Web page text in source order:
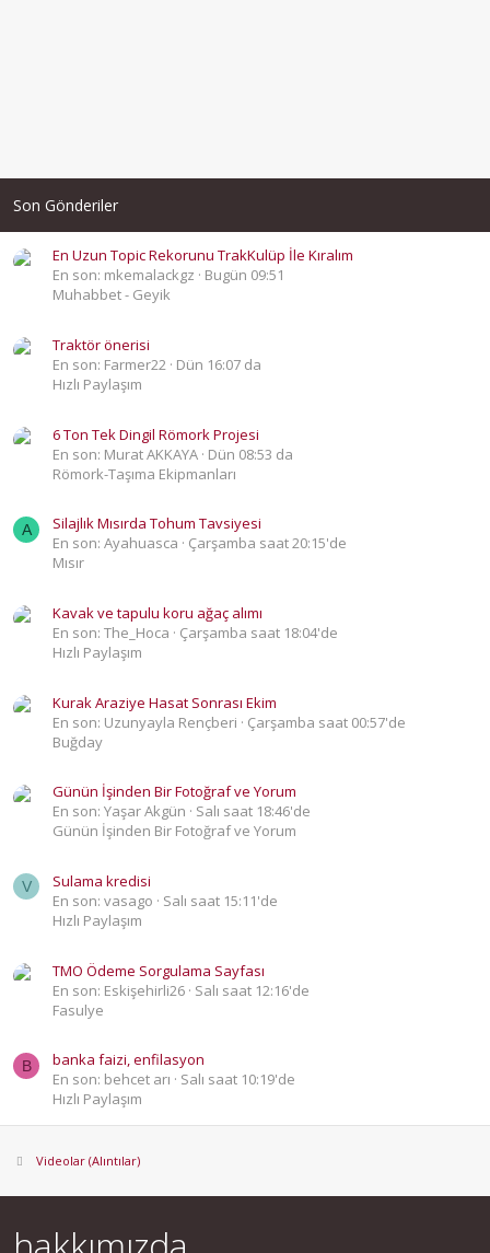
Son Gönderiler
En Uzun Topic Rekorunu TrakKulüp İle Kıralım
En son: mkemalackgz
Bugün 09:51
Muhabbet - Geyik
Traktör önerisi
En son: Farmer22 Dün 16:07 da
Hızlı Paylaşım
6 Ton Tek Dingil Römork Projesi
En son: Murat AKKAYA Dün 08:53 da
Römork-Taşıma Ekipmanları
A
Silajlık Mısırda Tohum Tavsiyesi
En son: Ayahuasca
Çarşamba saat 20:15'de
Mısır
Kavak ve tapulu koru ağaç alımı
En son: The_Hoca
Çarşamba saat 18:04'de
Hızlı Paylaşım
Kurak Araziye Hasat Sonrası Ekim
En son: Uzunyayla Rençberi
Çarşamba saat 00:57'de
Buğday
Günün İşinden Bir Fotoğraf ve Yorum
En son: Yaşar Akgün
Salı saat 18:46'de
Günün İşinden Bir Fotoğraf ve Yorum
V
Sulama kredisi
En son: vasago
Salı saat 15:11'de
Hızlı Paylaşım
TMO Ödeme Sorgulama Sayfası
En son: Eskişehirli26 Salı saat 12:16'de
Fasulye
B
banka faizi, enfilasyon
En son: behcet arı
Salı saat 10:19'de
Hızlı Paylaşım
Videolar (Alıntılar)